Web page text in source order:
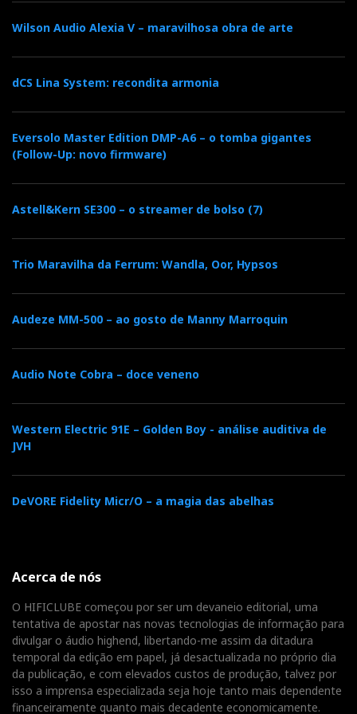
compostura: não grita
civismo audiófilo.
Sobretudo, não soa ‘electrónico’, a maleita que afecta
muitos concorrentes até mil euros. O palco é tão rico
de informação, de conteúdo e ambiental, que a
porque parece não lhes 'excitar' os maus modos.
Daí talvez a mesma sensação que tive com o Clones
extrema definição, como se alguém no palco nos
fizesse sinais de morsecom uma lanterna eléctrica
O integrado Crescendo já me tinha deixado boa
impressão, quando o ouvi com as ProAc DB3, mas as
Venere 2.0 são um melhor casamento. Não por serem
italianas também, mas porque o agudo mais vivo
compensa a doçura a montante; o recato responde à
ritmo.
Nada mal para começo de vida audiófila.
Distribuidor
Wilson Audio Alexia V – maravilhosa obra de arte
dCS Lina System: recondita armonia
Eversolo Master Edition DMP-A6 – o tomba gigantes
(Follow-Up: novo firmware)
Astell&Kern SE300 – o streamer de bolso (7)
Trio Maravilha da Ferrum: Wandla, Oor, Hypsos
Audeze MM-500 – ao gosto de Manny Marroquin
Audio Note Cobra – doce veneno
Western Electric 91E – Golden Boy - análise auditiva de
JVH
DeVORE Fidelity Micr/O – a magia das abelhas
Acerca de nós
O HIFICLUBE começou por ser um devaneio editorial, uma
tentativa de apostar nas novas tecnologias de informação para
divulgar o áudio highend, libertando-me assim da ditadura
temporal da edição em papel, já desactualizada no próprio dia
da publicação, e com elevados custos de produção, talvez por
isso a imprensa especializada seja hoje tanto mais dependente
financeiramente quanto mais decadente economicamente.